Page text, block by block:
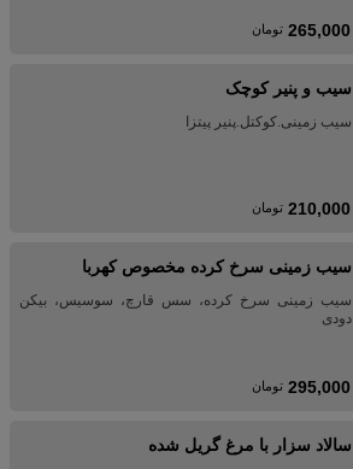
265,000 تومان
سیب و پنیر کوچک
سیب زمینی.کوکتل.پنیر پیتزا
210,000 تومان
سیب زمینی سرخ کرده مخصوص کهربا
سیب زمینی سرخ کرده، سس قارچ، سوسیس، بیکن
دودی
295,000 تومان
سالاد سزار با مرغ گریل شده